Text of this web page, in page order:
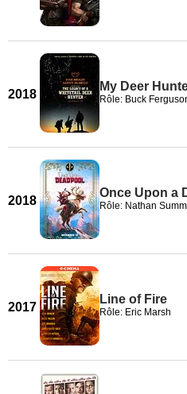
2018
My Deer
Rôle: Buck
2018
Once Upon a
Rôle: Nathan
2017
Line of Fire
Rôle: Eric Marsh